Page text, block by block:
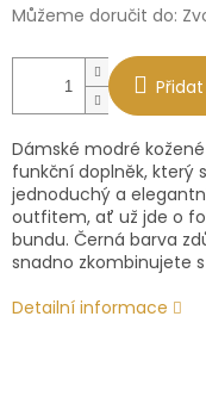
Můžeme doručit do:
Dámské modré
funkční doplněk, který
jednoduchý a
outfitem, ať už jde o
bundu. Černá barva
snadno zkombinujete
Detailní informace